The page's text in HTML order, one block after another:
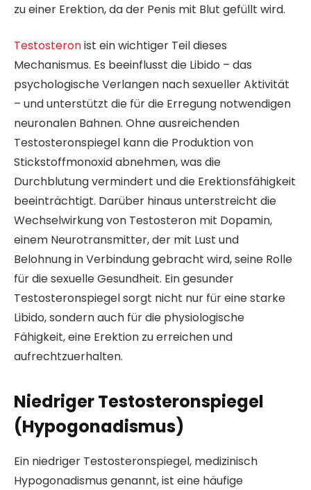
zu einer Erektion, da der Penis mit Blut gefüllt wird.
Testosteronist ein wichtiger Teil dieses
Mechanismus. Es beeinflusst die Libido – das
psychologische Verlangen nach sexueller Aktivität
– und unterstützt die für die Erregung notwendigen
neuronalen Bahnen. Ohne ausreichenden
Testosteronspiegel kann die Produktion von
Stickstoffmonoxid abnehmen, was die
Durchblutung vermindert und die Erektionsfähigkeit
beeinträchtigt. Darüber hinaus unterstreicht die
Wechselwirkung von Testosteron mit Dopamin,
einem Neurotransmitter, der mit Lust und
Belohnung in Verbindung gebracht wird, seine Rolle
für die sexuelle Gesundheit. Ein gesunder
Testosteronspiegel sorgt nicht nur für eine starke
Libido, sondern auch für die physiologische
Fähigkeit, eine Erektion zu erreichen und
aufrechtzuerhalten.
Niedriger Testosteronspiegel
(Hypogonadismus)
Ein niedriger Testosteronspiegel, medizinisch
Hypogonadismus genannt, ist eine häufige